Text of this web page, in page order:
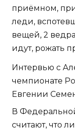
приёмном,
леди,
вещей, 2 ведра
идут, рожать
Интервью с
чемпионате
Евгении
В
считают, что